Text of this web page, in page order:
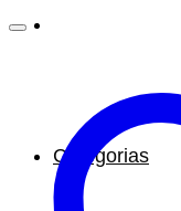
Categorias